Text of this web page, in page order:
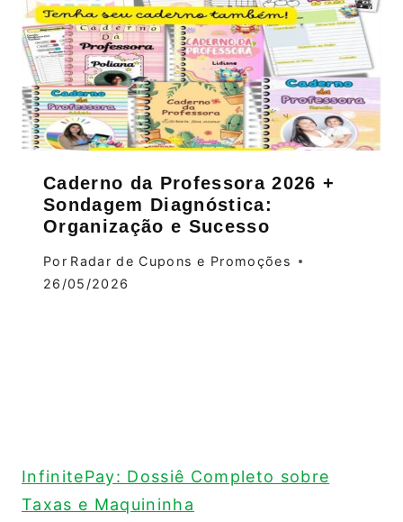
Caderno da Professora 2026 +
Sondagem Diagnóstica:
Organização e Sucesso
Por Radar de Cupons e Promoções
26/05/2026
InfinitePay: Dossiê Completo sobre
Taxas e Maquininha